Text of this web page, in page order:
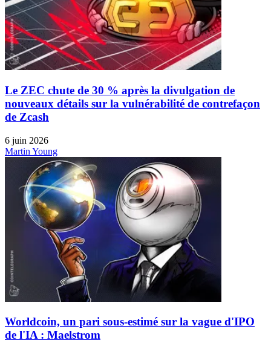
Le ZEC chute de 30 % après la divulgation de
nouveaux détails sur la vulnérabilité de contrefaçon
de Zcash
6 juin 2026
Martin Young
Worldcoin, un pari sous-estimé sur la vague d'IPO
de l'IA : Maelstrom